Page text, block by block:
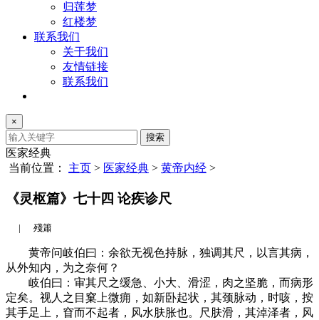
归莲梦
红楼梦
联系我们
关于我们
友情链接
联系我们
×
搜索
医家经典
当前位置： 主页 > 医家经典 > 黄帝内经 >
《灵枢篇》七十四 论疾诊尺
| 殘簫
黄帝问岐伯曰：余欲无视色持脉，独调其尺，以言其病，
从外知内，为之奈何？
岐伯曰：审其尺之缓急、小大、滑涩，肉之坚脆，而病形
定矣。视人之目窠上微痈，如新卧起状，其颈脉动，时咳，按
其手足上，窅而不起者，风水肤胀也。尺肤滑，其淖泽者，风